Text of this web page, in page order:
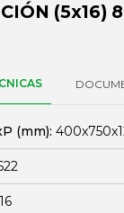
(5x16)
(mm):